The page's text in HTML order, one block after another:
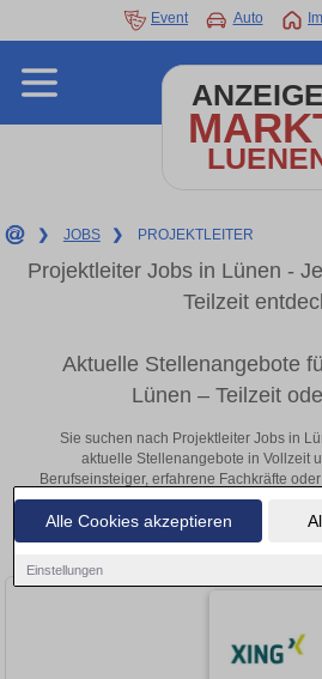
Alle Cookies akzeptieren
Einstellungen
Event Auto
❯ JOBS ❯ PROJEKTLEITER
Projektleiter Jobs in Lünen -
Teilzeit
Aktuelle Stellenangebote
Lünen – Teilzeit
Sie suchen nach Projektleiter Jobs in
aktuelle Stellenangebote in Vollzeit
Berufseinsteiger, erfahrene Fachkräfte
Büro, vor Ort oder remote: Entdecken Sie
Region und bewerben Sie sich direkt auf
in Lünen!